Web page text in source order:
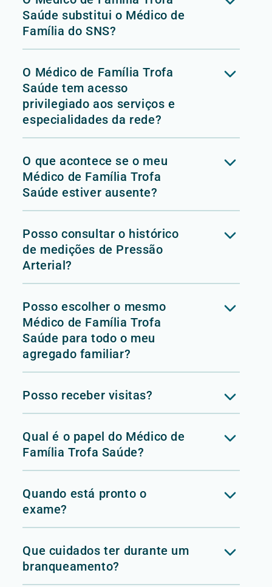
Saúde substitui o Médico de
Família do SNS?
O Médico de Família Trofa
Saúde tem acesso
privilegiado aos serviços e
especialidades da rede?
O que acontece se o meu
Médico de Família Trofa
Saúde estiver ausente?
Posso consultar o histórico
de medições de Pressão
Arterial?
Posso escolher o mesmo
Médico de Família Trofa
Saúde para todo o meu
agregado familiar?
Posso receber visitas?
Qual é o papel do Médico de
Família Trofa Saúde?
Quando está pronto o
exame?
Que cuidados ter durante um
branqueamento?